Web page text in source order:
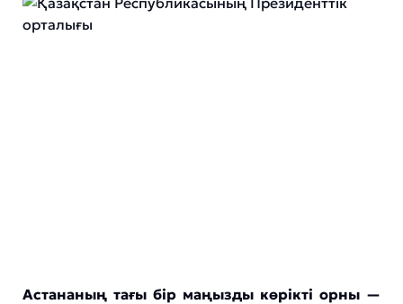
Астананың тағы бір маңызды көрікті орны —